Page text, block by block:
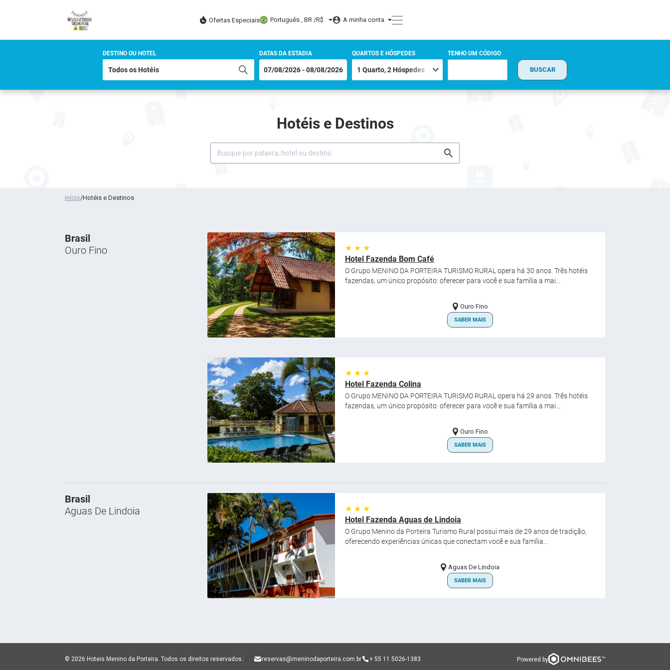
Ofertas Especiais Português , BR /R$ A minha conta
DESTINO OU HOTEL DATAS DA ESTADIA QUARTOS E HÓSPEDES TENHO UM CÓDIGO
BUSCAR
Hotéis e Destinos
Início/Hotéis e Destinos
Brasil
Ouro Fino
★ ★ ★
Hotel Fazenda Bom Café
O Grupo MENINO DA PORTEIRA TURISMO RURAL opera há 30 anos. Três hotéis
fazendas, um único propósito: oferecer para você e sua família a mai...
Ouro Fino
SABER MAIS
★ ★ ★
Hotel Fazenda Colina
O Grupo MENINO DA PORTEIRA TURISMO RURAL opera há 29 anos. Três hotéis
fazendas, um único propósito: oferecer para você e sua família a mai...
Ouro Fino
SABER MAIS
Brasil
Aguas De Lindoia
★ ★ ★
Hotel Fazenda Aguas de Lindoia
O Grupo Menino da Porteira Turismo Rural possui mais de 29 anos de tradição,
oferecendo experiências únicas que conectam você e sua família...
Aguas De Lindoia
SABER MAIS
reservas@meninodaporteira.com.br + 55 11 5026-1383
© 2026 Hoteis Menino da Porteira. Todos os direitos reservados. Powered by